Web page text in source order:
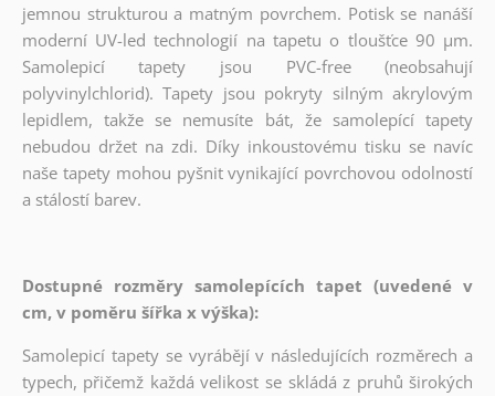
jemnou strukturou a matným povrchem. Potisk se nanáší
moderní UV-led technologií na tapetu o tloušťce 90 µm.
Samolepicí tapety jsou PVC-free (neobsahují
polyvinylchlorid). Tapety jsou pokryty silným akrylovým
lepidlem, takže se nemusíte bát, že samolepící tapety
nebudou držet na zdi. Díky inkoustovému tisku se navíc
naše tapety mohou pyšnit vynikající povrchovou odolností
a stálostí barev.
Dostupné rozměry samolepících tapet (uvedené v
cm, v poměru šířka x výška):
Samolepicí tapety se vyrábějí v následujících rozměrech a
typech, přičemž každá velikost se skládá z pruhů širokých